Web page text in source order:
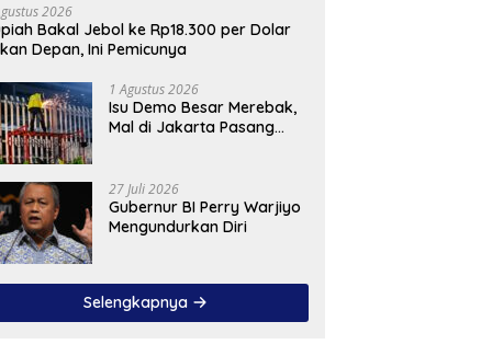
2026
Bakal Jebol ke Rp18.300 per Dolar
Depan, Ini Pemicunya
1 Agustus 2026
Isu Demo Besar Merebak,
Mal di Jakarta Pasang
27 Juli 2026
Gubernur BI Perry Warjiyo
Mengundurkan Diri
Selengkapnya